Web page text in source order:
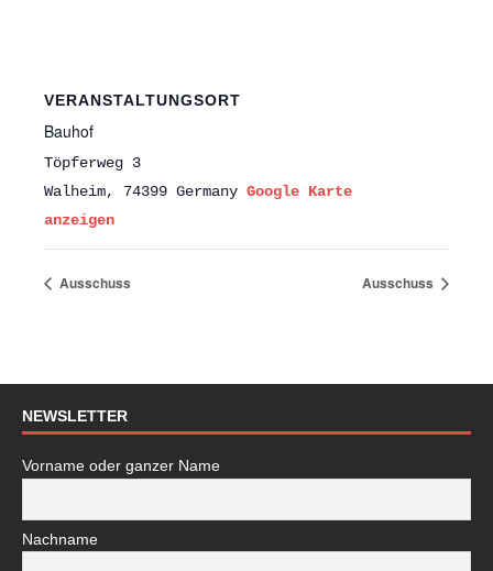
VERANSTALTUNGSORT
Bauhof
Töpferweg 3
Walheim, 74399 Germany Google Karte
anzeigen
Ausschuss Ausschuss
NEWSLETTER
Vorname oder ganzer Name
Nachname